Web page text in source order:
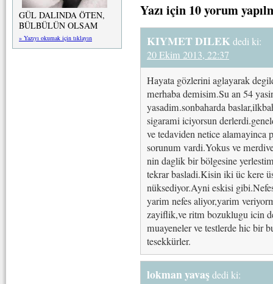
GÜL DALINDA ÖTEN,
BÜLBÜLÜN OLSAM
» Yazıyı okumak için tıklayın
Yazı için 10 yorum
KIYMET DILEKdedi ki:
20 Ekim 2013, 22:37
Hayata gözlerini aglayarak
merhaba demisim.Su an 54
yasadim.sonbaharda
sigarami iciyorsun
ve tedaviden netice alamayinca
sorunum vardi.Yokus ve
nin daglik bir bölgesine
tekrar basladi.Kisin iki üc kere
nüksediyor.Ayni eskisi
yarim nefes aliyor,yarim
zayiflik,ve ritm bozuklugu icin
muayeneler ve testlerde hic bir
tesekkürler.
lokman yavaşdedi ki: